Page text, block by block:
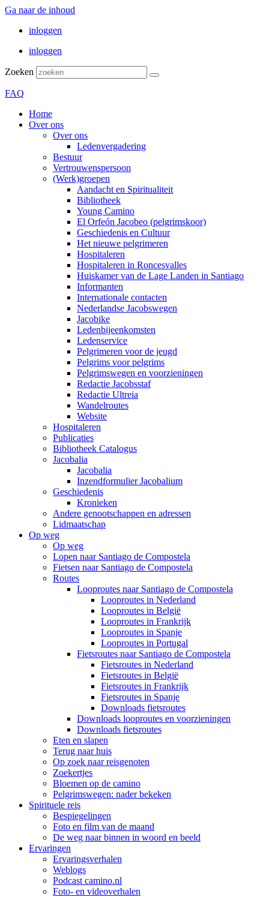
Ga naar de inhoud
inloggen
inloggen
Zoeken
FAQ
Home
Over ons
Over ons
Ledenvergadering
Bestuur
Vertrouwenspersoon
(Werk)groepen
Aandacht en Spiritualiteit
Bibliotheek
Young Camino
El Orfeón Jacobeo (pelgrimskoor)
Geschiedenis en Cultuur
Het nieuwe pelgrimeren
Hospitaleren
Hospitaleren in Roncesvalles
Huiskamer van de Lage Landen in Santiago
Informanten
Internationale contacten
Nederlandse Jacobswegen
Jacobike
Ledenbijeenkomsten
Ledenservice
Pelgrimeren voor de jeugd
Pelgrims voor pelgrims
Pelgrimswegen en voorzieningen
Redactie Jacobsstaf
Redactie Ultreia
Wandelroutes
Website
Hospitaleren
Publicaties
Bibliotheek Catalogus
Jacobalia
Jacobalia
Inzendformulier Jacobalium
Geschiedenis
Kronieken
Andere genootschappen en adressen
Lidmaatschap
Op weg
Op weg
Lopen naar Santiago de Compostela
Fietsen naar Santiago de Compostela
Routes
Looproutes naar Santiago de Compostela
Looproutes in Nederland
Looproutes in België
Looproutes in Frankrijk
Looproutes in Spanje
Looproutes in Portugal
Fietsroutes naar Santiago de Compostela
Fietsroutes in Nederland
Fietsroutes in België
Fietsroutes in Frankrijk
Fietsroutes in Spanje
Downloads fietsroutes
Downloads looproutes en voorzieningen
Downloads fietsroutes
Eten en slapen
Terug naar huis
Op zoek naar reisgenoten
Zoekertjes
Bloemen op de camino
Pelgrimswegen: nader bekeken
Spirituele reis
Bespiegelingen
Foto en film van de maand
De weg naar binnen in woord en beeld
Ervaringen
Ervaringsverhalen
Weblogs
Podcast camino.nl
Foto- en videoverhalen